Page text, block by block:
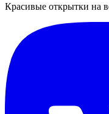
Красивые открытки на